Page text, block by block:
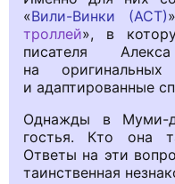
«Вили-Винки (АСТ)
троллей», в
писателя
на
и адаптированные
Однажды в Муми-
гостья. Кто она
Ответы на эти
таинственная